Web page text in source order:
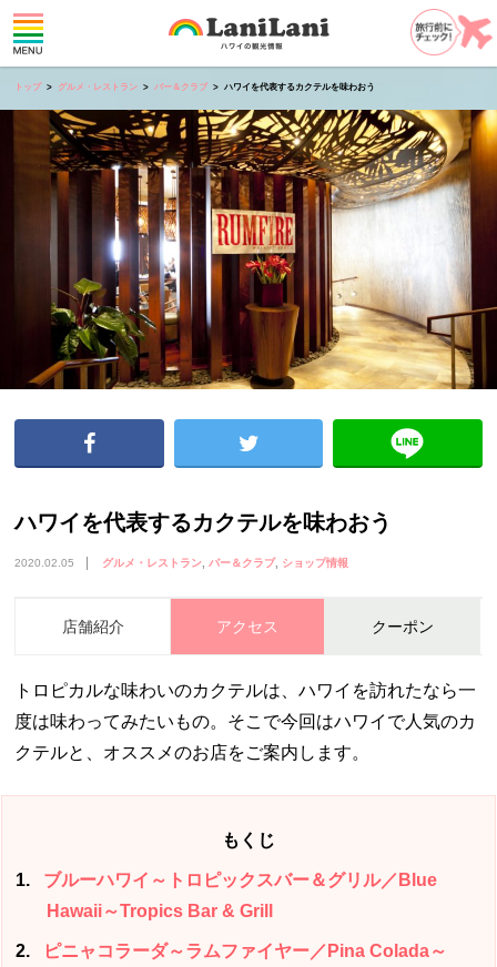
トップ グルメ・レストラン バー＆クラブ ハワイを代表するカクテルを味わおう
ハワイを代表するカクテルを味わおう
2020.02.05 グルメ・レストラン バー＆クラブ ショップ情報
店舗紹介 アクセス クーポン
トロピカルな味わいのカクテルは、ハワイを訪れたなら一
度は味わってみたいもの。そこで今回はハワイで人気のカ
クテルと、オススメのお店をご案内します。
もくじ
1
ブルーハワイ～トロピックスバー＆グリル／Blue
Hawaii～Tropics Bar & Grill
2
ピニャコラーダ～ラムファイヤー／Pina Colada～